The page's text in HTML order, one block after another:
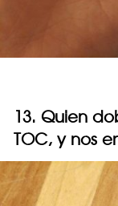
13. Quien
TOC, y nos